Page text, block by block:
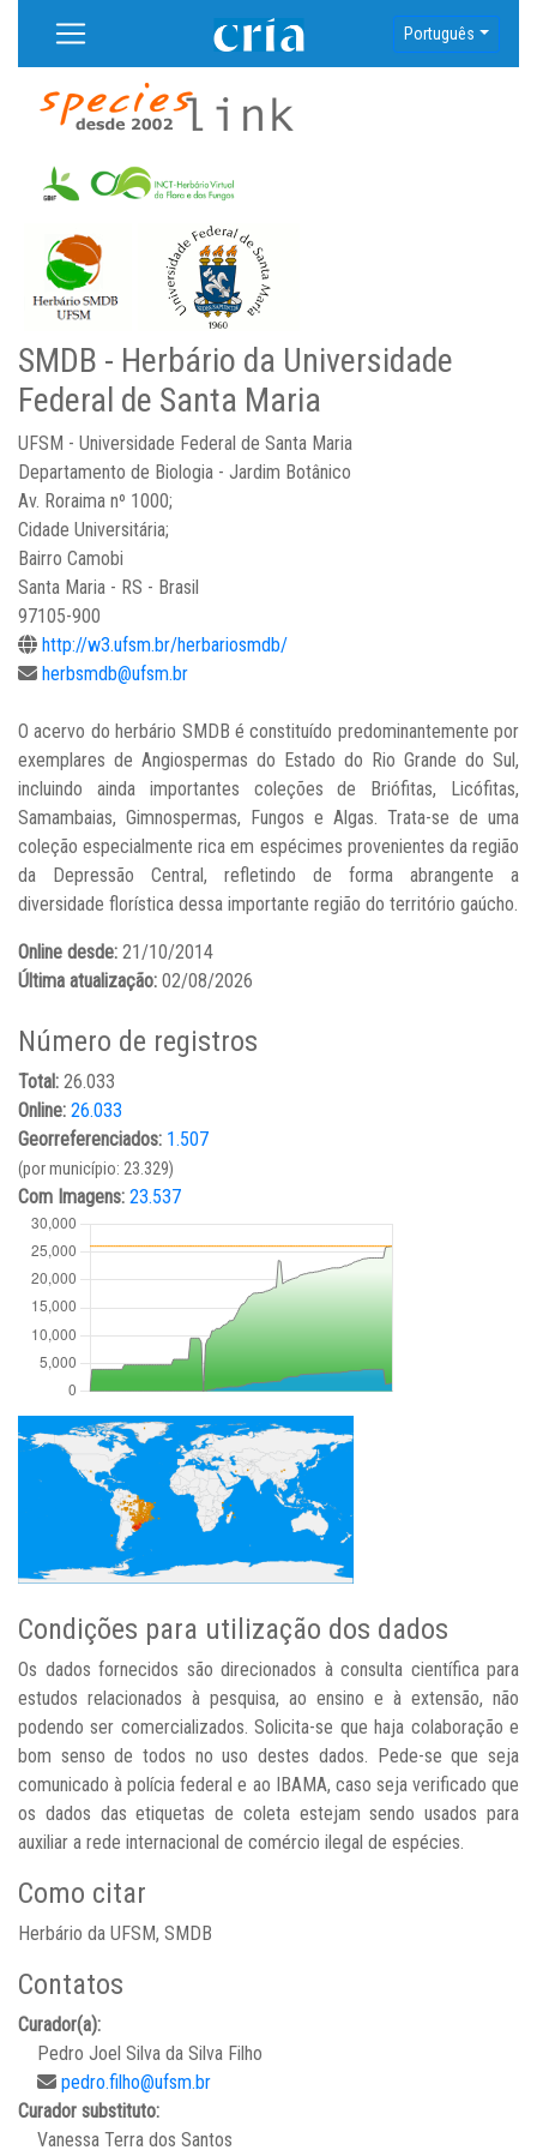
Português
SMDB - Herbário da Universidade
Federal de Santa Maria
UFSM - Universidade Federal de Santa Maria
Departamento de Biologia - Jardim Botânico
Av. Roraima nº 1000;
Cidade Universitária;
Bairro Camobi
Santa Maria - RS - Brasil
97105-900
http://w3.ufsm.br/herbariosmdb/
herbsmdb@ufsm.br
O acervo do herbário SMDB é constituído predominantemente por
exemplares de Angiospermas do Estado do Rio Grande do Sul,
incluindo ainda importantes coleções de Briófitas, Licófitas,
Samambaias, Gimnospermas, Fungos e Algas. Trata-se de uma
coleção especialmente rica em espécimes provenientes da região
da Depressão Central, refletindo de forma abrangente a
diversidade florística dessa importante região do território gaúcho.
Online desde: 21/10/2014
Última atualização: 02/08/2026
Número de registros
Total: 26.033
Online: 26.033
Georreferenciados: 1.507
(por município: 23.329)
Com Imagens: 23.537
Condições para utilização dos dados
Os dados fornecidos são direcionados à consulta científica para
estudos relacionados à pesquisa, ao ensino e à extensão, não
podendo ser comercializados. Solicita-se que haja colaboração e
bom senso de todos no uso destes dados. Pede-se que seja
comunicado à polícia federal e ao IBAMA, caso seja verificado que
os dados das etiquetas de coleta estejam sendo usados para
auxiliar a rede internacional de comércio ilegal de espécies.
Como citar
Herbário da UFSM, SMDB
Contatos
Curador(a):
Pedro Joel Silva da Silva Filho
pedro.filho@ufsm.br
Curador substituto:
Vanessa Terra dos Santos